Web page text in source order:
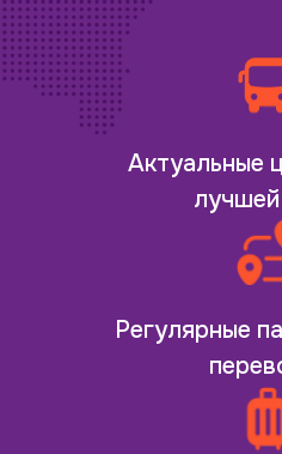
Актуальные
Регулярные